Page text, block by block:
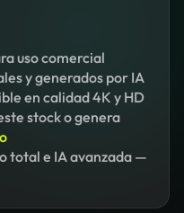
uso comercial
y generados por IA
en calidad 4K y HD
stock o genera
total e IA avanzada —